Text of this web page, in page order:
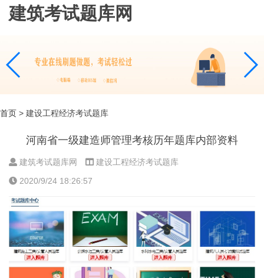
建筑考试题库网
首页 > 建设工程经济考试题库
河南省一级建造师管理考核历年题库内部资料
建筑考试题库网
建设工程经济考试题库
2020/9/24 18:26:57